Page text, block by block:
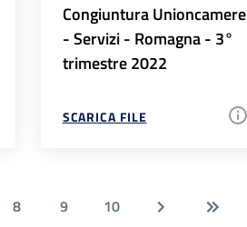
Congiuntura Unioncamere
- Servizi - Romagna - 3°
trimestre 2022
SCARICA FILE
8 9 10